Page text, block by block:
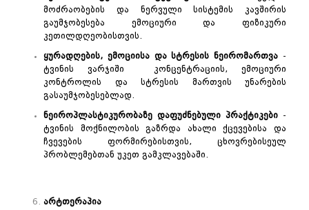
მოძრაობების და ნერვული სისტემის კავშირის
გაუმჯობესება ემოციური და ფიზიკური
კეთილდღეობისთვის.
ყურადღების, ემოციისა და სტრესის ნეირომართვა -
ტვინის ვარჯიში კონცენტრაციის, ემოციური
კონტროლის და სტრესის მართვის უნარების
გასაუმჯობესებლად.
ნეიროპლასტიკურობაზე დაფუძნებული პრაქტიკები -
ტვინის მოქნილობის გაზრდა ახალი ქცევებისა და
ჩვევების ფორმირებისთვის, ცხოვრებისეულ
პრობლემებთან უკეთ გამკლავებაში.
არტთერაპია